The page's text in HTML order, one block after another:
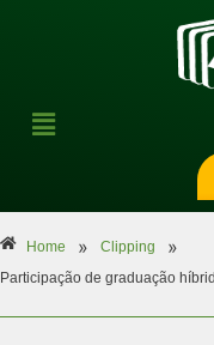
Home » Clipping »
Participação de graduação